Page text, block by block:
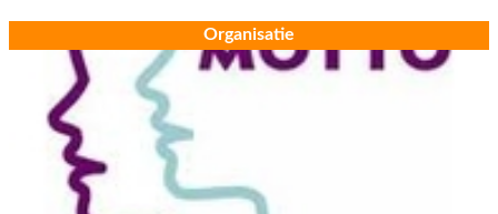
Organisatie